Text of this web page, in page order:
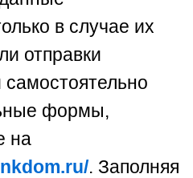
в случае их
отправки
формы,
на
. Заполняя